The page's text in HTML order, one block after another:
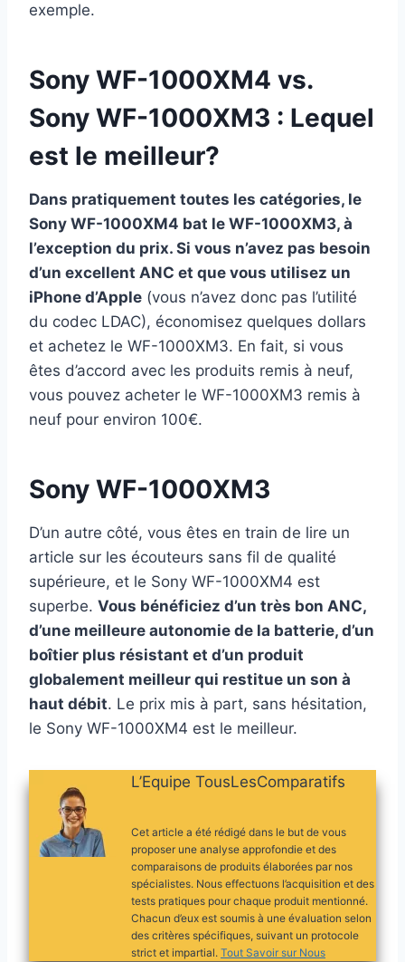
exemple.
Sony WF-1000XM4 vs.
Sony WF-1000XM3 : Lequel
est le meilleur?
Dans pratiquement toutes les catégories, le
Sony WF-1000XM4 bat le WF-1000XM3, à
l’exception du prix. Si vous n’avez pas besoin
d’un excellent ANC et que vous utilisez un
iPhone d’Apple (vous n’avez donc pas l’utilité
du codec LDAC), économisez quelques dollars
et achetez le WF-1000XM3. En fait, si vous
êtes d’accord avec les produits remis à neuf,
vous pouvez acheter le WF-1000XM3 remis à
neuf pour environ 100€.
Sony WF-1000XM3
D’un autre côté, vous êtes en train de lire un
article sur les écouteurs sans fil de qualité
supérieure, et le Sony WF-1000XM4 est
superbe. Vous bénéficiez d’un très bon ANC,
d’une meilleure autonomie de la batterie, d’un
boîtier plus résistant et d’un produit
globalement meilleur qui restitue un son à
haut débit. Le prix mis à part, sans hésitation,
le Sony WF-1000XM4 est le meilleur.
L’Equipe TousLesComparatifs
Cet article a été rédigé dans le but de vous
proposer une analyse approfondie et des
comparaisons de produits élaborées par nos
spécialistes. Nous effectuons l’acquisition et des
tests pratiques pour chaque produit mentionné.
Chacun d’eux est soumis à une évaluation selon
des critères spécifiques, suivant un protocole
strict et impartial. Tout Savoir sur Nous